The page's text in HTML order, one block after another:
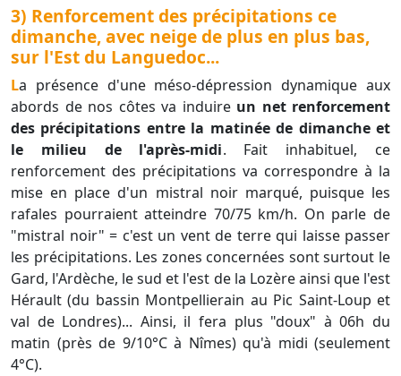
3) Renforcement des précipitations ce
dimanche, avec neige de plus en plus bas,
sur l'Est du Languedoc...
La présence d'une méso-dépression dynamique aux
abords de nos côtes va induire un net renforcement
des précipitations entre la matinée de dimanche et
le milieu de l'après-midi. Fait inhabituel, ce
renforcement des précipitations va correspondre à la
mise en place d'un mistral noir marqué, puisque les
rafales pourraient atteindre 70/75 km/h. On parle de
"mistral noir" = c'est un vent de terre qui laisse passer
les précipitations. Les zones concernées sont surtout le
Gard, l'Ardèche, le sud et l'est de la Lozère ainsi que l'est
Hérault (du bassin Montpellierain au Pic Saint-Loup et
val de Londres)... Ainsi, il fera plus "doux" à 06h du
matin (près de 9/10°C à Nîmes) qu'à midi (seulement
4°C).